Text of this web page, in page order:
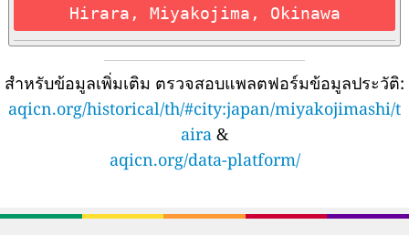
Hirara, Miyakojima, Okinawa
สำหรับข้อมูลเพิ่มเติม ตรวจสอบแพลตฟอร์มข้อมูลประวัติ:
aqicn.org/historical/th/#city:japan/miyakojimashi/t
aira &
aqicn.org/data-platform/